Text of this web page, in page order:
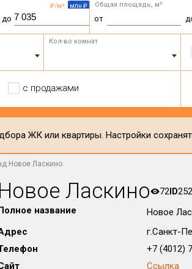
₽/м² млн ₽
до
Общая площадь, м²
от
Кол-во комнат
с продажами
ЖК или квартиры. Настройки
Новое Ласкино
Новое Ласкино 72ID
название
Новое
г.Санкт-
+7 (4012)
Ссылка